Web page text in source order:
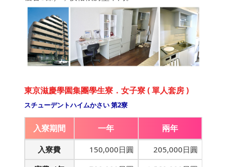
東京滋慶學園集團學生寮．女子寮 ( 單人套房 )
スチューデントハイムかさい 第2寮
入寮期間 一年 兩年
入寮費 150,000日圓
205,000日圓